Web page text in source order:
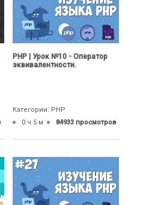
PHP | Урок №10 - Оператор
эквивалентности.
Категории: PHP
0 ч 5 м
84933 просмотров